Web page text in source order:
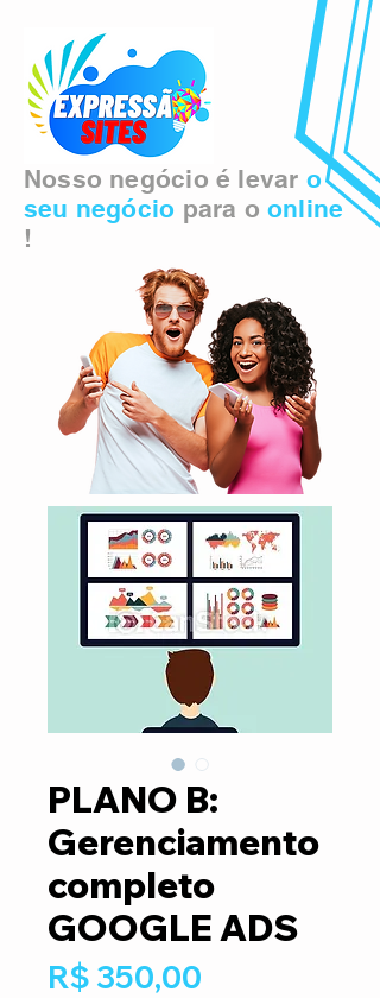
Nosso negócio é levar o
seu negócio para o online
!
PLANO B:
Gerenciamento
completo
GOOGLE ADS
R$ 350,00